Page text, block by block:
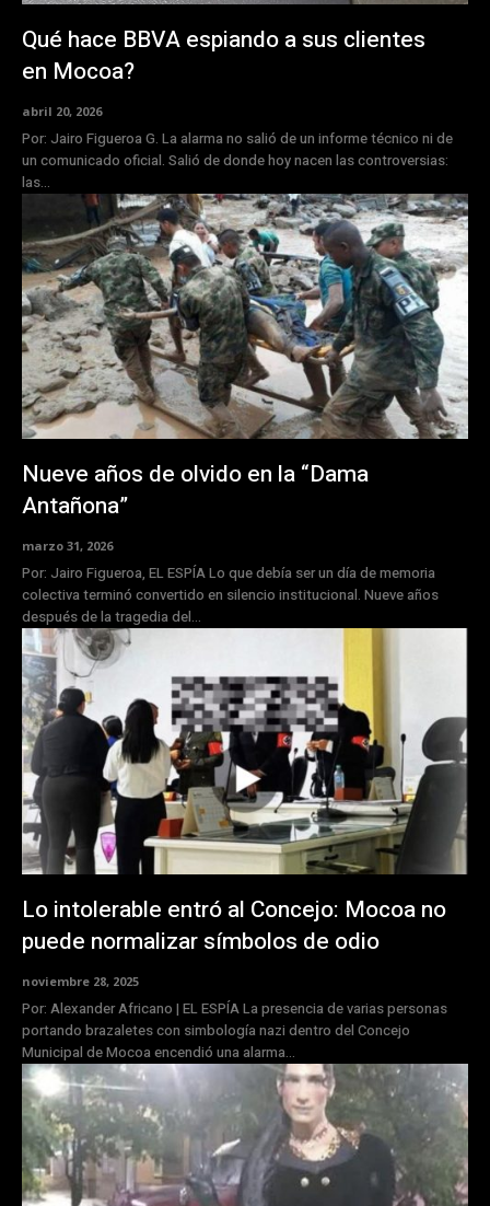
Qué hace BBVA espiando a sus clientes
en Mocoa?
abril 20, 2026
Por: Jairo Figueroa G. La alarma no salió de un informe técnico ni de
un comunicado oficial. Salió de donde hoy nacen las controversias:
las...
Nueve años de olvido en la “Dama
Antañona”
marzo 31, 2026
Por: Jairo Figueroa, EL ESPÍA Lo que debía ser un día de memoria
colectiva terminó convertido en silencio institucional. Nueve años
después de la tragedia del...
Lo intolerable entró al Concejo: Mocoa no
puede normalizar símbolos de odio
noviembre 28, 2025
Por: Alexander Africano | EL ESPÍA La presencia de varias personas
portando brazaletes con simbología nazi dentro del Concejo
Municipal de Mocoa encendió una alarma...